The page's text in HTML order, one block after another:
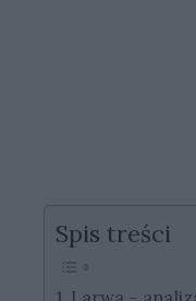
Spis treści